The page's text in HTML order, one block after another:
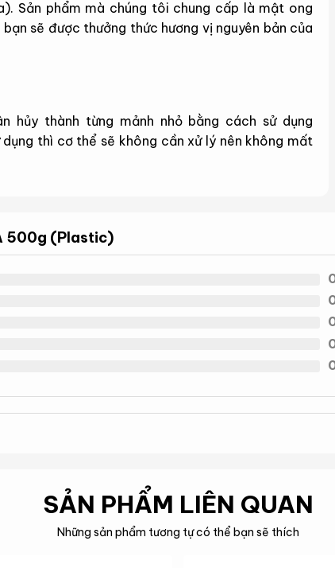
Sản phẩm mà chúng tôi chung cấp là mật ong
sẽ được thưởng thức hương vị nguyên bản của
hủy thành từng mảnh nhỏ bằng cách sử dụng
thì cơ thể sẽ không cần xử lý nên không mất
500g (Plastic)
SẢN PHẨM LIÊN QUAN
Những sản phẩm tương tự có thể bạn sẽ thích